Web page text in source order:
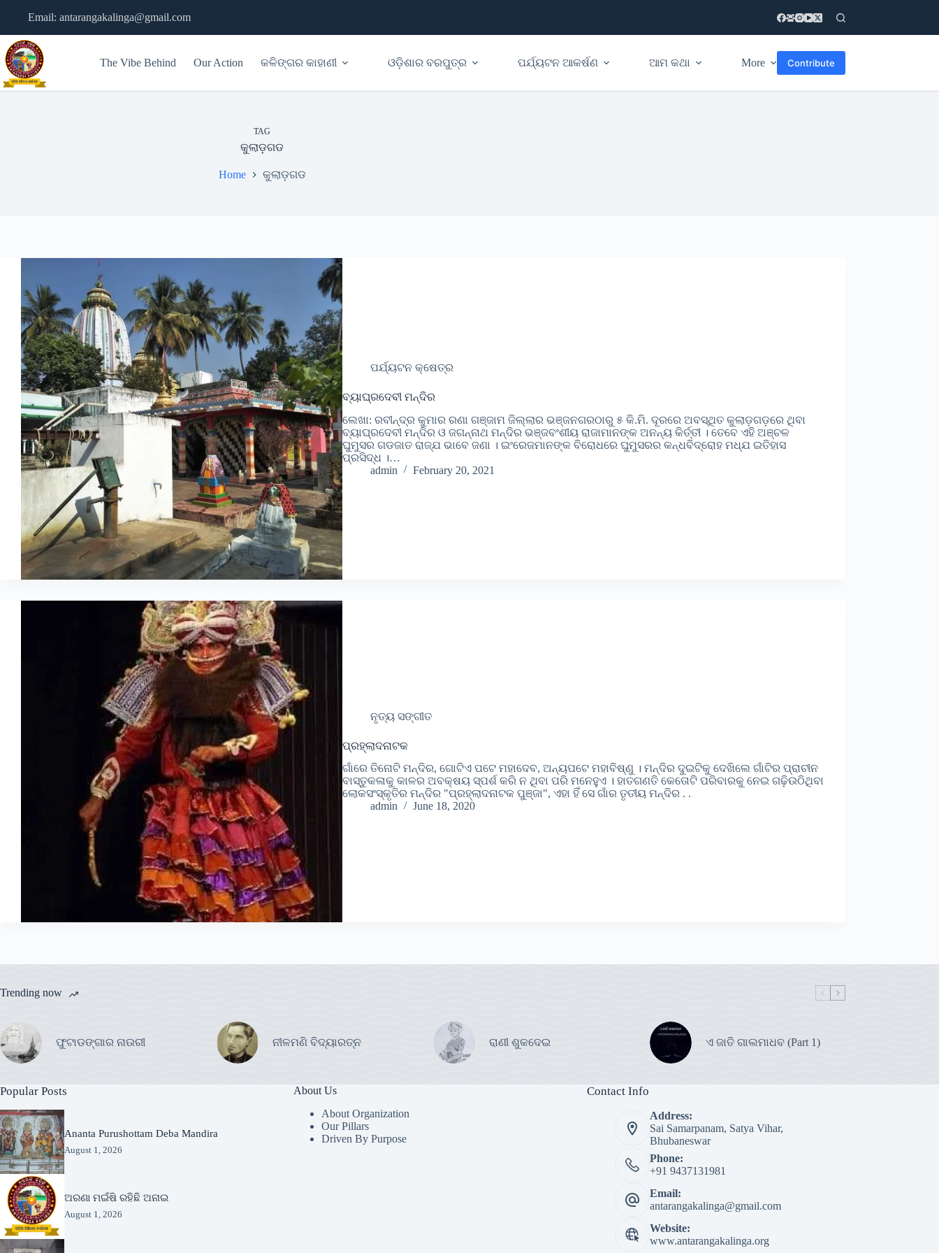
Email: antarangakalinga@gmail.com
The Vibe Behind Our Action କଳିଙ୍ଗର କାହାଣୀ ଓଡ଼ିଶାର ବରପୁତ୍ର ପର୍ଯ୍ୟଟନ ଆକର୍ଷଣ ଆମ କଥା More Contribute
TAG
କୁଲାଡ଼ଗଡ
Home କୁଲାଡ଼ଗଡ
ପର୍ଯ୍ୟଟନ କ୍ଷେତ୍ର
ବ୍ୟାଘ୍ରଦେବୀ ମନ୍ଦିର
ଲେଖା: ରବୀନ୍ଦ୍ର କୁମାର ରଣା ଗଞ୍ଜାମ ଜିଲ୍ଲାର ଭଞ୍ଜନଗରଠାରୁ ୫ କି.ମି. ଦୂରରେ ଅବସ୍ଥିତ କୁଲାଡ଼ଗଡ଼ରେ ଥିବା
ବ୍ୟାଘ୍ରଦେବୀ ମନ୍ଦିର ଓ ଜଗନ୍ନାଥ ମନ୍ଦିର ଭଞ୍ଜବଂଶୀୟ ରାଜାମାନଙ୍କ ଅନନ୍ୟ କିର୍ତ୍ତୀ । ତେବେ ଏହି ଅଞ୍ଚଳ
ଘୁମୁସର ଗଡଜାତ ରାଜ୍ଯ ଭାବେ ଜଣା । ଇଂରେଜମାନଙ୍କ ବିରୋଧରେ ଘୁମୁସରର କନ୍ଧବିଦ୍ରୋହ ମଧ୍ଯ ଇତିହାସ
ପ୍ରସିଦ୍ଧ ।…
admin
February 20, 2021
ନୃତ୍ୟ ସଙ୍ଗୀତ
ପ୍ରହ୍ଲାଦନାଟକ
ଗାଁରେ ତିନୋଟି ମନ୍ଦିର, ଗୋଟିଏ ପଟେ ମହାଦେବ, ଅନ୍ୟପଟେ ମହାବିଷ୍ଣୁ । ମନ୍ଦିର ଦୁଇଟିକୁ ଦେଖିଲେ ଗାଁଟିର ପ୍ରାଚୀନ
ବାସ୍ତୁକଳାକୁ କାଳର ଅବକ୍ଷୟ ସ୍ପର୍ଶ କରି ନ ଥିବା ପରି ମନେହୁଏ । ହାତଗଣତି କେତୋଟି ପରିବାରକୁ ନେଇ ଗଢ଼ିଉଠିଥିବା
ଲୋକସଂସ୍କୃତିର ମନ୍ଦିର "ପ୍ରହ୍ଲାଦନାଟକ ପୁଞ୍ଜା", ଏହା ହିଁ ସେ ଗାଁର ତୃତୀୟ ମନ୍ଦିର . .
admin
June 18, 2020
Trending now
ଫୁଟାଡଙ୍ଗାର ନାଉରୀ ନୀଳମଣି ବିଦ୍ୟାରତ୍ନ ରାଣୀ ଶୁକଦେଇ ଏ ଜାତି ଗାଲମାଧବ (Part 1)
Popular Posts
Ananta Purushottam Deba Mandira
August 1, 2026
ଅରଣା ମଇଁଷି ରହିଛି ଅନାଇ
August 1, 2026
About Us
About Organization
Our Pillars
Driven By Purpose​
Contact Info
Address:
Sai Samarpanam, Satya Vihar,
Bhubaneswar
Phone:
+91 9437131981
Email:
antarangakalinga@gmail.com
Website:
www.antarangakalinga.org